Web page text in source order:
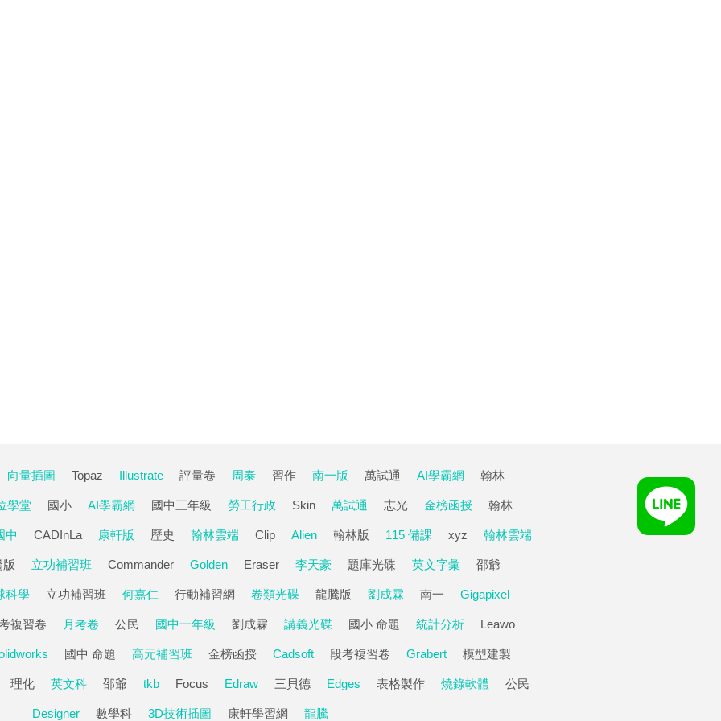
向量插圖 Topaz Illustrate 評量卷 周泰 習作 南一版 萬試通 AI學霸網 翰林
學堂 國小 AI學霸網 國中三年級 勞工行政 Skin 萬試通 志光 金榜函授 翰林
中 CADInLa 康軒版 歷史 翰林雲端 Clip Alien 翰林版 115 備課 xyz 翰林雲端
版 立功補習班 Commander Golden Eraser 李天豪 題庫光碟 英文字彙 邵爺
科學 立功補習班 何嘉仁 行動補習網 卷類光碟 龍騰版 劉成霖 南一 Gigapixel
複習卷 月考卷 公民 國中一年級 劉成霖 講義光碟 國小 命題 統計分析 Leawo
國中 命題 高元補習班 金榜函授 Cadsoft 段考複習卷 Grabert 模型建製
理化 英文科 邵爺 tkb Focus Edraw 三貝德 Edges 表格製作 燒錄軟體 公民
Designer 數學科 3D技術插圖 康軒學習網 龍騰